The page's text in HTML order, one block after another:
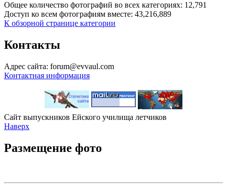
Общее количество фотографий во всех категориях: 12,791
Доступ ко всем фотографиям вместе: 43,216,889
К обзорной странице категории
Контакты
Адрес сайта: forum@evvaul.com
Контактная информация
Сайт выпускников Ейского училища летчиков
Наверх
Размещение фото